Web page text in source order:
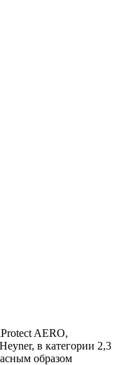
AERO,
в категории 2,3
образом